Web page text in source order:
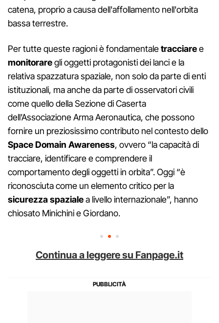
catena, proprio a causa dell'affollamento nell'orbita
bassa terrestre.
Per tutte queste ragioni è fondamentaletracciaree
monitoraregli oggetti protagonisti dei lanci e la
relativa spazzatura spaziale, non solo da parte di enti
istituzionali, ma anche da parte di osservatori civili
come quello della Sezione di Caserta
dell’Associazione Arma Aeronautica, che possono
fornire un preziosissimo contributo nel contesto dello
Space Domain Awareness, ovvero “la capacità di
tracciare, identificare e comprendere il
comportamento degli oggetti in orbita”. Oggi “è
riconosciuta come un elemento critico per la
sicurezza spazialea livello internazionale”, hanno
chiosato Minichini e Giordano.
Continua a leggere su Fanpage.it